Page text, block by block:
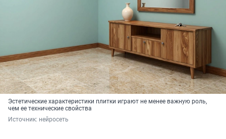
Эстетические характеристики плитки играют не менее важную роль,
чем ее технические свойства
Источник: нейросеть